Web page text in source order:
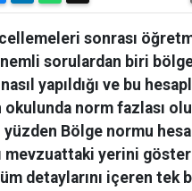
sonrası
sorulardan biri
nasıl yapıldığı ve bu
okulunda norm fazlası
Bölge normu
mevzuattaki yerini
detaylarını içeren tek